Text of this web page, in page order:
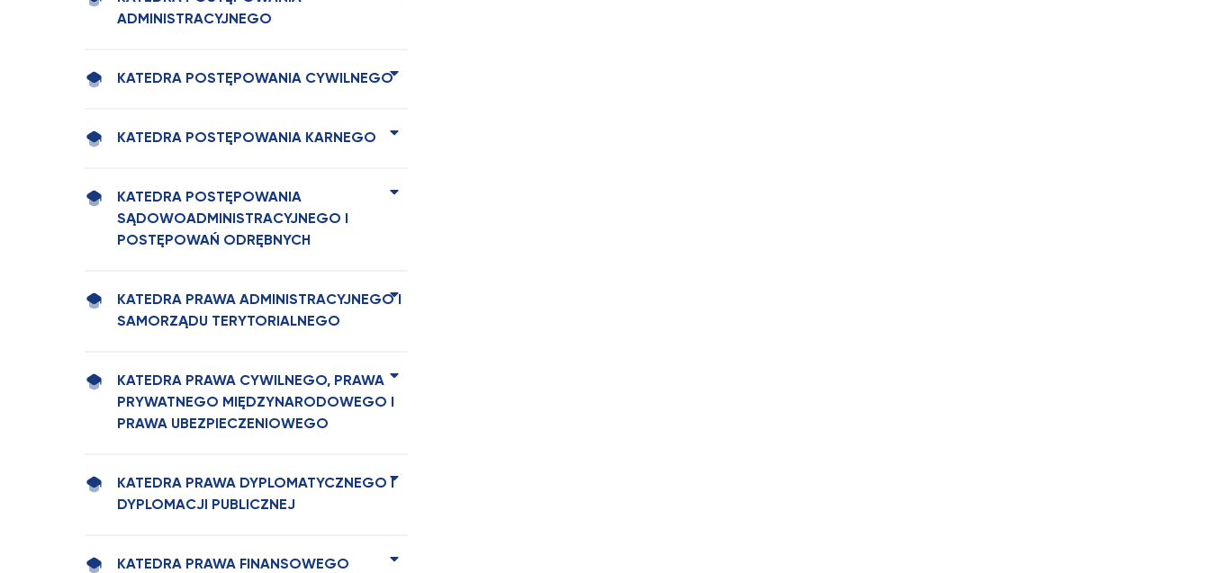
ADMINISTRACYJNEGO
KATEDRA POSTĘPOWANIA CYWILNEGO
KATEDRA POSTĘPOWANIA KARNEGO
KATEDRA POSTĘPOWANIA
SĄDOWOADMINISTRACYJNEGO I
POSTĘPOWAŃ ODRĘBNYCH
KATEDRA PRAWA ADMINISTRACYJNEGO I
SAMORZĄDU TERYTORIALNEGO
KATEDRA PRAWA CYWILNEGO, PRAWA
PRYWATNEGO MIĘDZYNARODOWEGO I
PRAWA UBEZPIECZENIOWEGO
KATEDRA PRAWA DYPLOMATYCZNEGO I
DYPLOMACJI PUBLICZNEJ
KATEDRA PRAWA FINANSOWEGO